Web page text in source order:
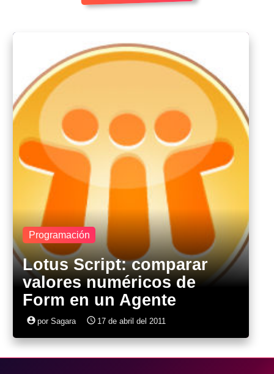
Programación
Lotus Script: comparar
valores numéricos de
Form en un Agente
account_circle por Sagara access_time 17 de abril del 2011